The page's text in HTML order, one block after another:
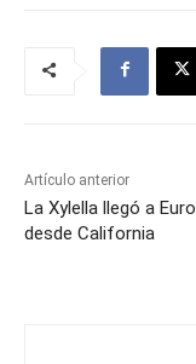
Artículo anterior
La Xylella llegó a
desde California